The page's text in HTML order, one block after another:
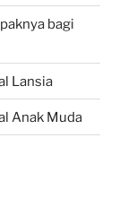
bagi
Lansia
Anak Muda